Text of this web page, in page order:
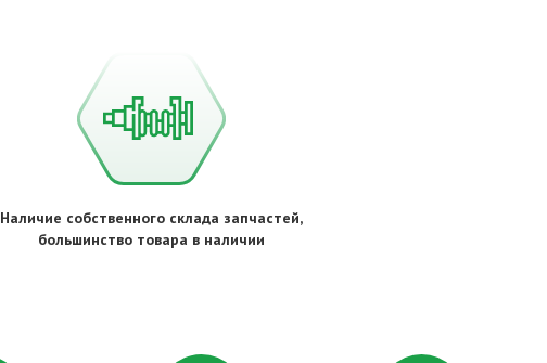
Наличие собственного склада запчастей,
большинство товара в наличии